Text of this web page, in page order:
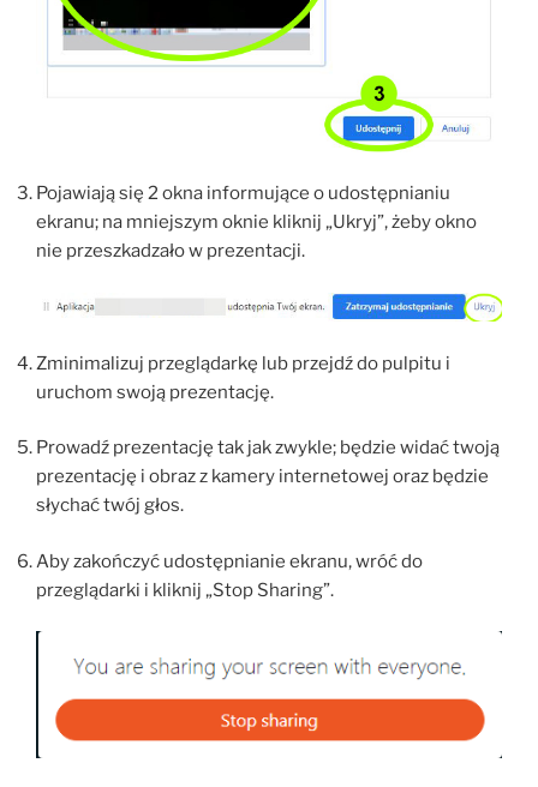
Pojawiają się 2 okna informujące o udostępnianiu
ekranu; na mniejszym oknie kliknij „Ukryj”, żeby okno
nie przeszkadzało w prezentacji.
Zminimalizuj przeglądarkę lub przejdź do pulpitu i
uruchom swoją prezentację.
Prowadź prezentację tak jak zwykle; będzie widać twoją
prezentację i obraz z kamery internetowej oraz będzie
słychać twój głos.
Aby zakończyć udostępnianie ekranu, wróć do
przeglądarki i kliknij „Stop Sharing”.